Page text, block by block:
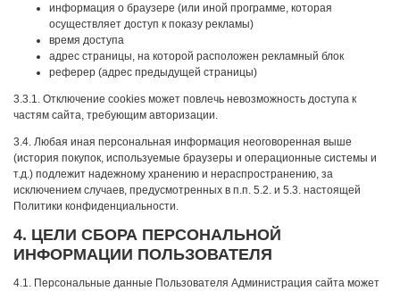
информация о браузере (или иной программе, которая
осуществляет доступ к показу рекламы)
время доступа
адрес страницы, на которой расположен рекламный блок
реферер (адрес предыдущей страницы)
3.3.1. Отключение cookies может повлечь невозможность доступа к
частям сайта, требующим авторизации.
3.4. Любая иная персональная информация неоговоренная выше
(история покупок, используемые браузеры и операционные системы и
т.д.) подлежит надежному хранению и нераспространению, за
исключением случаев, предусмотренных в п.п. 5.2. и 5.3. настоящей
Политики конфиденциальности.
4. ЦЕЛИ СБОРА ПЕРСОНАЛЬНОЙ
ИНФОРМАЦИИ ПОЛЬЗОВАТЕЛЯ
4.1. Персональные данные Пользователя Администрация сайта может